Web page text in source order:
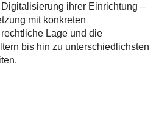
ihrer Einrichtung –
mit konkreten
Lage und die
bis hin zu unterschiedlichsten